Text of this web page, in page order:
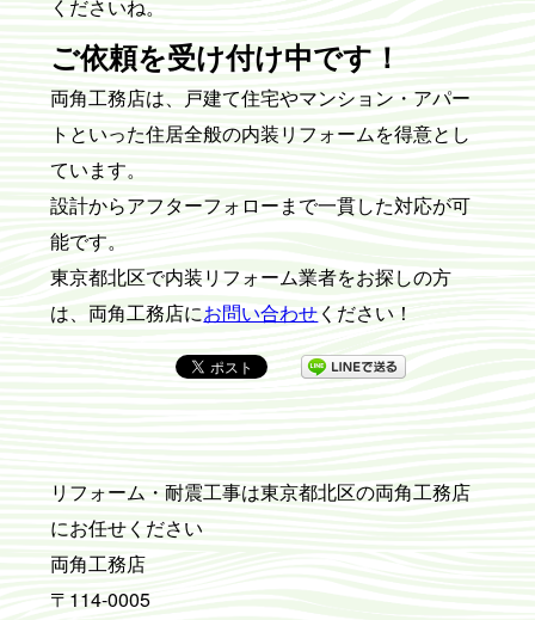
くださいね。
ご依頼を受け付け中です！
両角工務店は、戸建て住宅やマンション・アパー
トといった住居全般の内装リフォームを得意とし
ています。
設計からアフターフォローまで一貫した対応が可
能です。
東京都北区で内装リフォーム業者をお探しの方
は、両角工務店にお問い合わせください！
リフォーム・耐震工事は東京都北区の両角工務店
にお任せください
両角工務店
〒114-0005